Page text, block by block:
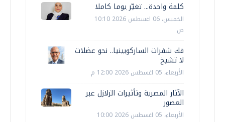
كلمة واحدة... تغيّر يوما كاملا
الخميس، 06 اغسطس 2026 10:10
ص
فك شفرات الساركوبينيا.. نحو عضلات
لا تشيخ
الأربعاء، 05 اغسطس 2026 12:00 م
الآثار المصرية وتأثيرات الزلازل عبر
العصور
الأربعاء، 05 اغسطس 2026 10:00